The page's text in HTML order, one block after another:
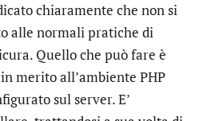
chiaramente che non si
alle normali pratiche di
Quello che può fare è
merito all’ambiente PHP
sul server. E’